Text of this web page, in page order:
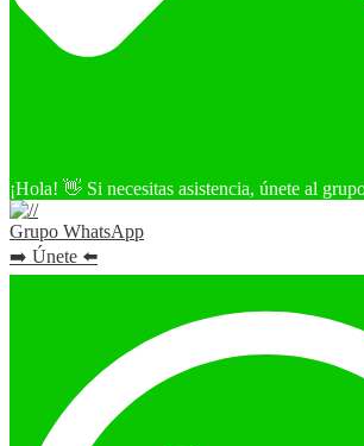
¡Hola! 👋 Si necesitas asistencia, únete al
Grupo WhatsApp
➡️ Únete ⬅️